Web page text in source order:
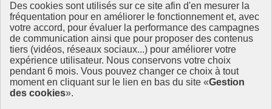
Des cookies sont utilisés sur ce site afin d'en mesurer la
fréquentation pour en améliorer le fonctionnement et, avec
votre accord, pour évaluer la performance des campagnes
de communication ainsi que pour proposer des contenus
tiers (vidéos, réseaux sociaux...) pour améliorer votre
expérience utilisateur. Nous conservons votre choix
pendant 6 mois. Vous pouvez changer ce choix à tout
moment en cliquant sur le lien en bas du site «Gestion
des cookies».